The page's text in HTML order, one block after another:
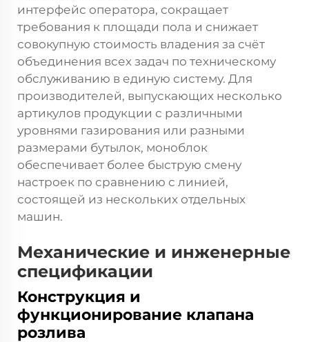
интерфейс оператора, сокращает
требования к площади пола и снижает
совокупную стоимость владения за счёт
объединения всех задач по техническому
обслуживанию в единую систему. Для
производителей, выпускающих несколько
артикулов продукции с различными
уровнями газирования или разными
размерами бутылок, моноблок
обеспечивает более быструю смену
настроек по сравнению с линией,
состоящей из нескольких отдельных
машин.
Механические и инженерные
спецификации
Конструкция и
функционирование клапана
розлива